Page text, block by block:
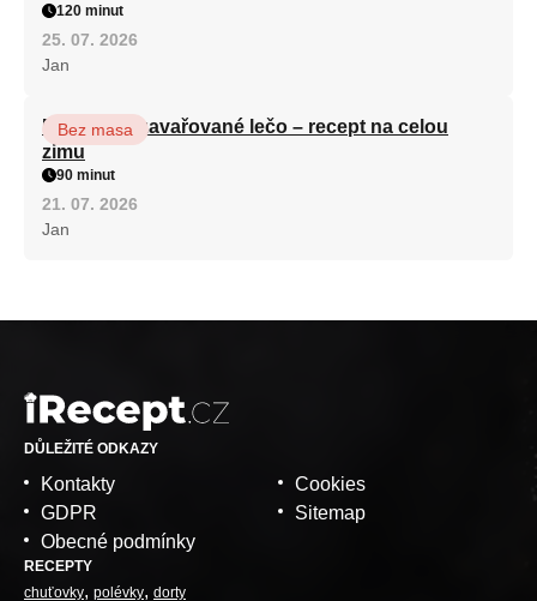
120 minut
25. 07. 2026
Jan
Babiččino zavařované lečo – recept na celou
zimu
Bez masa
90 minut
21. 07. 2026
Jan
DŮLEŽITÉ ODKAZY
Kontakty
GDPR
Obecné podmínky
Cookies
Sitemap
RECEPTY
chuťovky polévky dorty